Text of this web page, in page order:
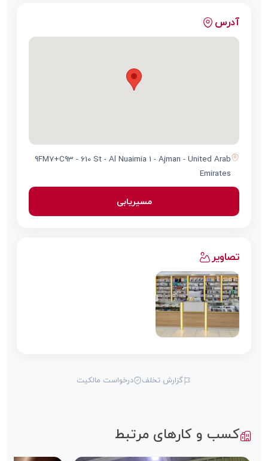
آدرس
9FM7+C93 - 610 St - Al Nuaimia 1 - Ajman - United Arab
Emirates
مسیریابی
تصاویر
گزارش تخلف درخواست مالکیت
کسب و کارهای مرتبط